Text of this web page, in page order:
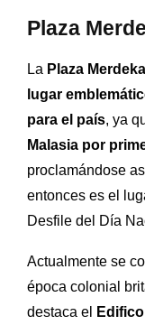
Plaza
La Plaza Merdeka
lugar
para el país, ya
Malasia por
proclamándose
entonces es el
Desfile del Día
Actualmente se
época colonial
destaca el
E